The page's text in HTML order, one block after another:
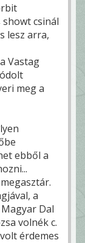
showt csinál
lesz arra,
Vastag
meg a
ebből a
a
Dal
volnék c.
érdemes